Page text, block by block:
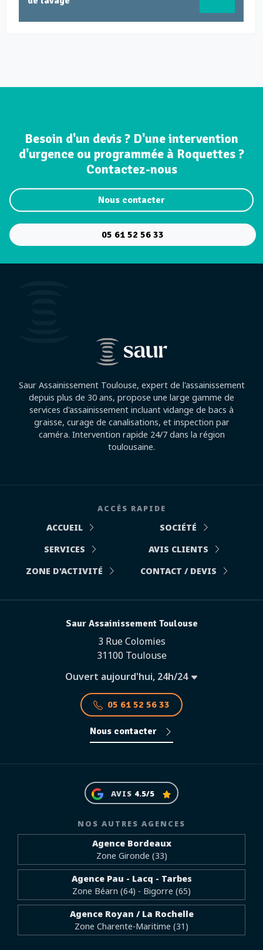
Besoin d'un devis ? D'une intervention
d'urgence ou programmée à Roquettes ?
Contactez-nous
Nous contacter
05 61 52 56 33
Saur Assainissement Toulouse, expert de l'assainissement
depuis plus de 30 ans, propose une large gamme de
services d'assainissement incluant vidange de bacs à
graisse, curage de canalisations, et inspection par
caméra. Intervention rapide 24/7 dans la région
toulousaine.
ACCÈS RAPIDE
ACCUEIL
SOCIÉTÉ
SERVICES
AVIS CLIENTS
ZONE D'ACTIVITÉ
CONTACT / DEVIS
Saur Assainissement Toulouse
3 Rue Colomies
31100 Toulouse
Ouvert aujourd'hui, 24h/24
05 61 52 56 33
Nous contacter
AVIS 4.5/5
NOS AUTRES AGENCES
Agence Bordeaux
Zone Gironde (33)
Agence Pau - Lacq - Tarbes
Zone Béarn (64) - Bigorre (65)
Agence Royan / La Rochelle
Zone Charente-Maritime (31)